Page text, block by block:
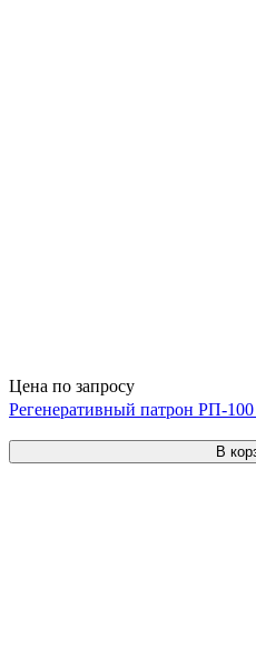
Цена по запросу
Регенеративный патрон РП-
В